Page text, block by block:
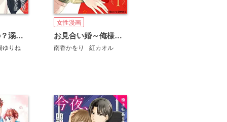
なんで私なの？溺愛政略婚
ゆりね
女性漫画
お見合い婚～俺様外科医に嫁ぐことになりました～
南香かをり 紅カオル